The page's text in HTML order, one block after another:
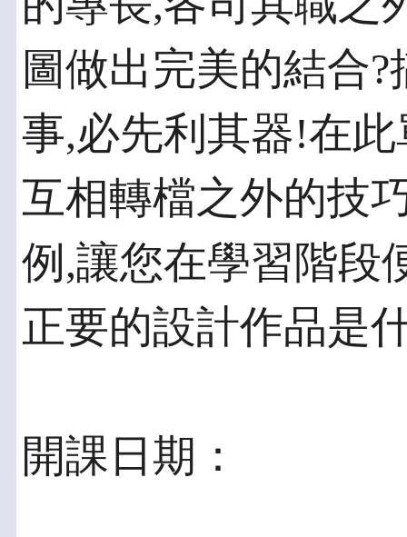
圖做出完美的結合
事,必先利其器!在
互相轉檔之外的技
例,讓您在學習階段
正要的設計作品是
開課日期：